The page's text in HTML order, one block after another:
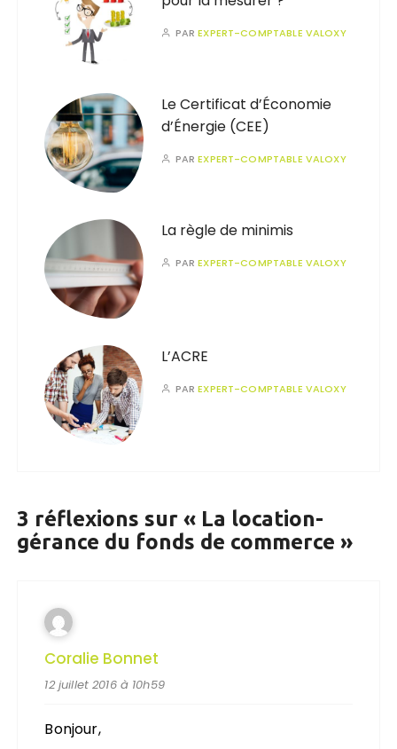
PAREXPERT-COMPTABLE VALOXY
Le Certificat d’Économie
d’Énergie (CEE)
PAREXPERT-COMPTABLE VALOXY
La règle de minimis
PAREXPERT-COMPTABLE VALOXY
L’ACRE
PAREXPERT-COMPTABLE VALOXY
3 réflexions sur « La location-
gérance du fonds de commerce »
Coralie Bonnet
12 juillet 2016 à 10h59
Bonjour,